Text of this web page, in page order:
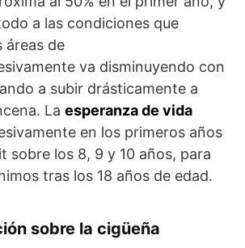
a las condiciones que
áreas de
va disminuyendo con
a subir drásticamente a
La esperanza de vida
en los primeros años
sobre los 8, 9 y 10 años, para
tras los 18 años de edad.
sobre la cigüeña